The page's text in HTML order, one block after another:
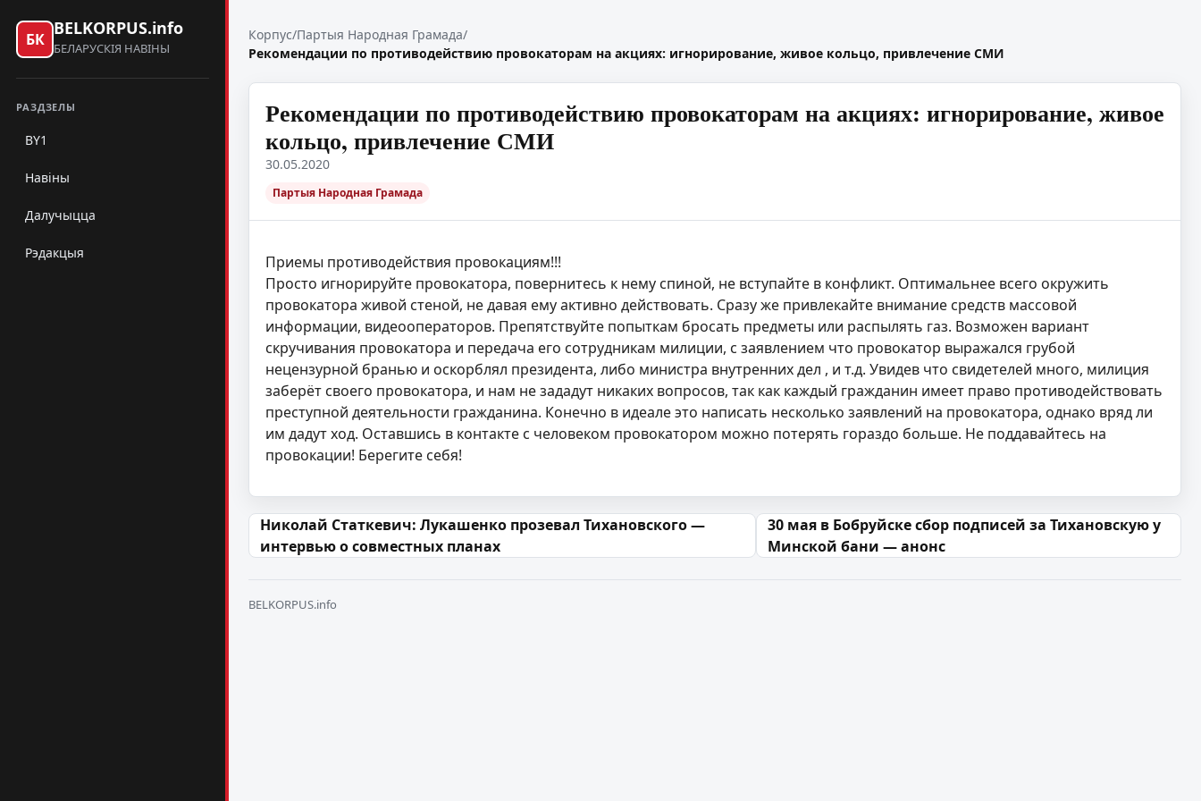
БК
BELKORPUS.info
БЕЛАРУСКІЯ НАВІНЫ
РАЗДЗЕЛЫ
BY1
Навіны
Далучыцца
Рэдакцыя
Корпус/Партыя Народная Грамада/
Рекомендации по противодействию провокаторам на акциях: игнорирование, живое кольцо, привлечение СМИ
Рекомендации по противодействию провокаторам на акциях: игнорирование, живое
кольцо, привлечение СМИ
30.05.2020
Партыя Народная Грамада
Приемы противодействия провокациям!!!
Просто игнорируйте провокатора, повернитесь к нему спиной, не вступайте в конфликт. Оптимальнее всего окружить
провокатора живой стеной, не давая ему активно действовать. Сразу же привлекайте внимание средств массовой
информации, видеооператоров. Препятствуйте попыткам бросать предметы или распылять газ. Возможен вариант
скручивания провокатора и передача его сотрудникам милиции, с заявлением что провокатор выражался грубой
нецензурной бранью и оскорблял президента, либо министра внутренних дел , и т.д. Увидев что свидетелей много, милиция
заберёт своего провокатора, и нам не зададут никаких вопросов, так как каждый гражданин имеет право противодействовать
преступной деятельности гражданина. Конечно в идеале это написать несколько заявлений на провокатора, однако вряд ли
им дадут ход. Оставшись в контакте с человеком провокатором можно потерять гораздо больше. Не поддавайтесь на
провокации! Берегите себя!
Навігацыя па запісах
Николай Статкевич: Лукашенко прозевал Тихановского —
интервью о совместных планах
30 мая в Бобруйске сбор подписей за Тихановскую у
Минской бани — анонс
BELKORPUS.info